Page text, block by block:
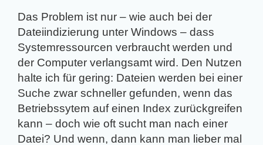
Das Problem ist nur – wie auch bei der
Dateiindizierung unter Windows – dass
Systemressourcen verbraucht werden und
der Computer verlangsamt wird. Den Nutzen
halte ich für gering: Dateien werden bei einer
Suche zwar schneller gefunden, wenn das
Betriebssytem auf einen Index zurückgreifen
kann – doch wie oft sucht man nach einer
Datei? Und wenn, dann kann man lieber mal